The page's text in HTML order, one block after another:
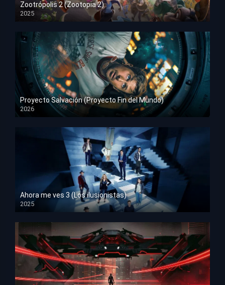
Zootrópolis 2 (Zootopia 2)
2025
HD 1080p
Proyecto Salvación (Proyecto Fin del Mundo)
2026
HD 1080p
Ahora me ves 3 (Los ilusionistas)
2025
HD 1080p